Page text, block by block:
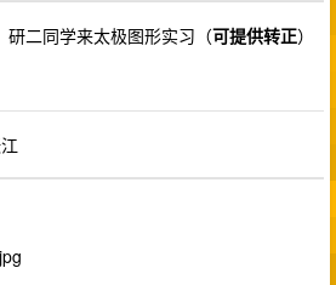
研二同学来太极图形实习（可提供转正）